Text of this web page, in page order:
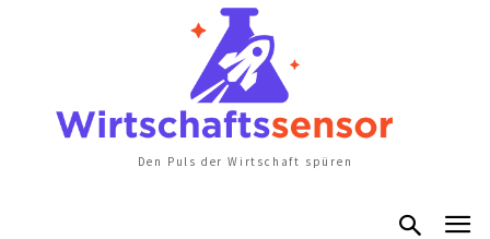
Den Puls der Wirtschaft spüren